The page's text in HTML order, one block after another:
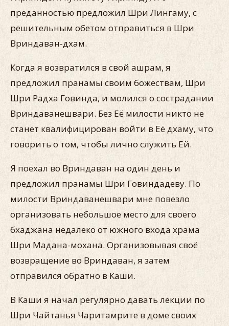
преданностью предложил Шри Лингаму, с
решительным обетом отправиться в Шри
Вриндаван-дхам.
Когда я возвратился в свой ашрам, я
предложил пранамы своим божествам, Шри
Шри Радха Говинда, и молился о сострадании
Вриндаванешвари. Без Её милости никто не
станет квалифицирован войти в Её дхаму, что
говорить о том, чтобы лично служить Ей.
Я поехал во Вриндаван на один день и
предложил пранамы Шри Говиндадеву. По
милости Вриндаванешвари мне повезло
организовать небольшое место для своего
бхаджана недалеко от южного входа храма
Шри Мадана-мохана. Организовывая своё
возвращение во Вриндаван, я затем
отправился обратно в Каши.
В Каши я начал регулярно давать лекции по
Шри Чайтанья Чаритамрите в доме своих